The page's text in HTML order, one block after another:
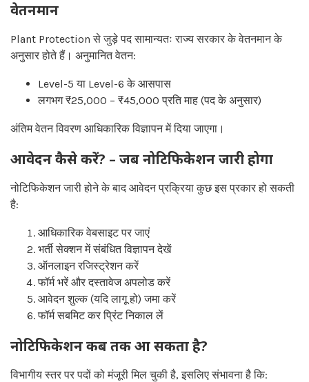
वेतनमान
Plant Protection से जुड़े पद सामान्यतः राज्य सरकार के वेतनमान के
अनुसार होते हैं। अनुमानित वेतन:
Level-5 या Level-6 के आसपास
लगभग ₹25,000 – ₹45,000 प्रति माह (पद के अनुसार)
अंतिम वेतन विवरण आधिकारिक विज्ञापन में दिया जाएगा।
आवेदन कैसे करें? – जब नोटिफिकेशन जारी होगा
नोटिफिकेशन जारी होने के बाद आवेदन प्रक्रिया कुछ इस प्रकार हो सकती
है:
आधिकारिक वेबसाइट पर जाएं
भर्ती सेक्शन में संबंधित विज्ञापन देखें
ऑनलाइन रजिस्ट्रेशन करें
फॉर्म भरें और दस्तावेज अपलोड करें
आवेदन शुल्क (यदि लागू हो) जमा करें
फॉर्म सबमिट कर प्रिंट निकाल लें
नोटिफिकेशन कब तक आ सकता है?
विभागीय स्तर पर पदों को मंजूरी मिल चुकी है, इसलिए संभावना है कि: